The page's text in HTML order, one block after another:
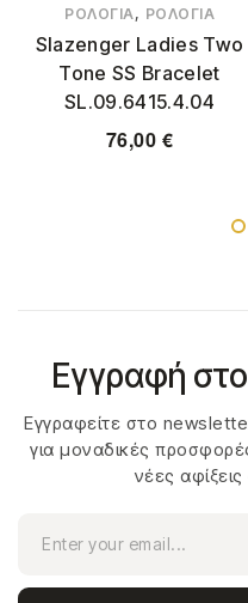
ΡΟΛΌΓΙΑ, ΡΟΛΌΓΙΑ
Slazenger Ladies Two
Tone SS Bracelet
SL.09.6415.4.04
76,00 €
Εγγραφή
Εγγραφείτε στο
για μοναδικές
νέες